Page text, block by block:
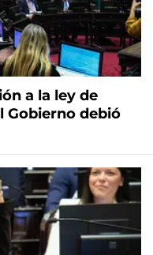
a la ley de
Gobierno debió